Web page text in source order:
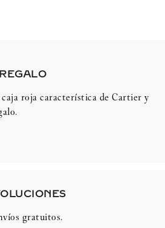
roja característica de Cartier y
gratuitos.